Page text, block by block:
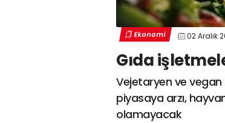
Ekonomi 02 Aralık
Gıda
Vejetaryen ve vegan
piyasaya arzı,
olamayacak